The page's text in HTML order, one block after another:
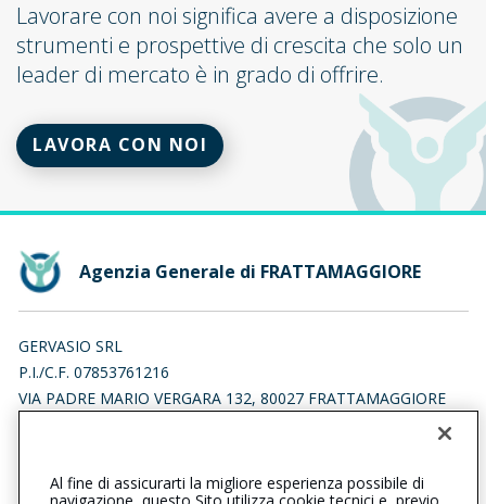
Lavorare con noi significa avere a disposizione
strumenti e prospettive di crescita che solo un
leader di mercato è in grado di offrire.
LAVORA CON NOI
Agenzia Generale di FRATTAMAGGIORE
GERVASIO SRL
P.I./C.F. 07853761216
VIA PADRE MARIO VERGARA 132, 80027 FRATTAMAGGIORE
(NA)
0818311644 0818363816
Al fine di assicurarti la migliore esperienza possibile di